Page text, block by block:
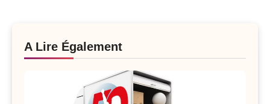
A Lire Également